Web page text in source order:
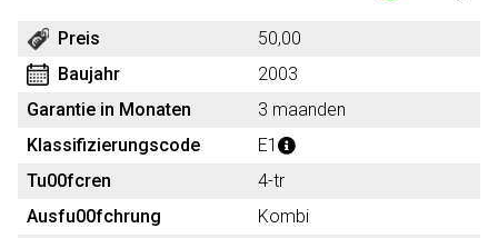
Preis
50,00
Baujahr
2003
Garantie in Monaten
3 maanden
Klassifizierungscode
E1
Tu00fcren
4-tr
Ausfu00fchrung
Kombi